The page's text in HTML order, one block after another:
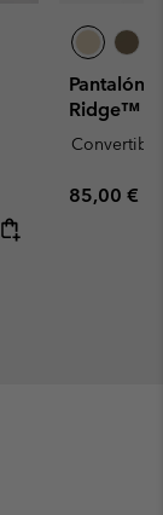
Pantalón
Ridge™
Convertible
Regular
85,00 €